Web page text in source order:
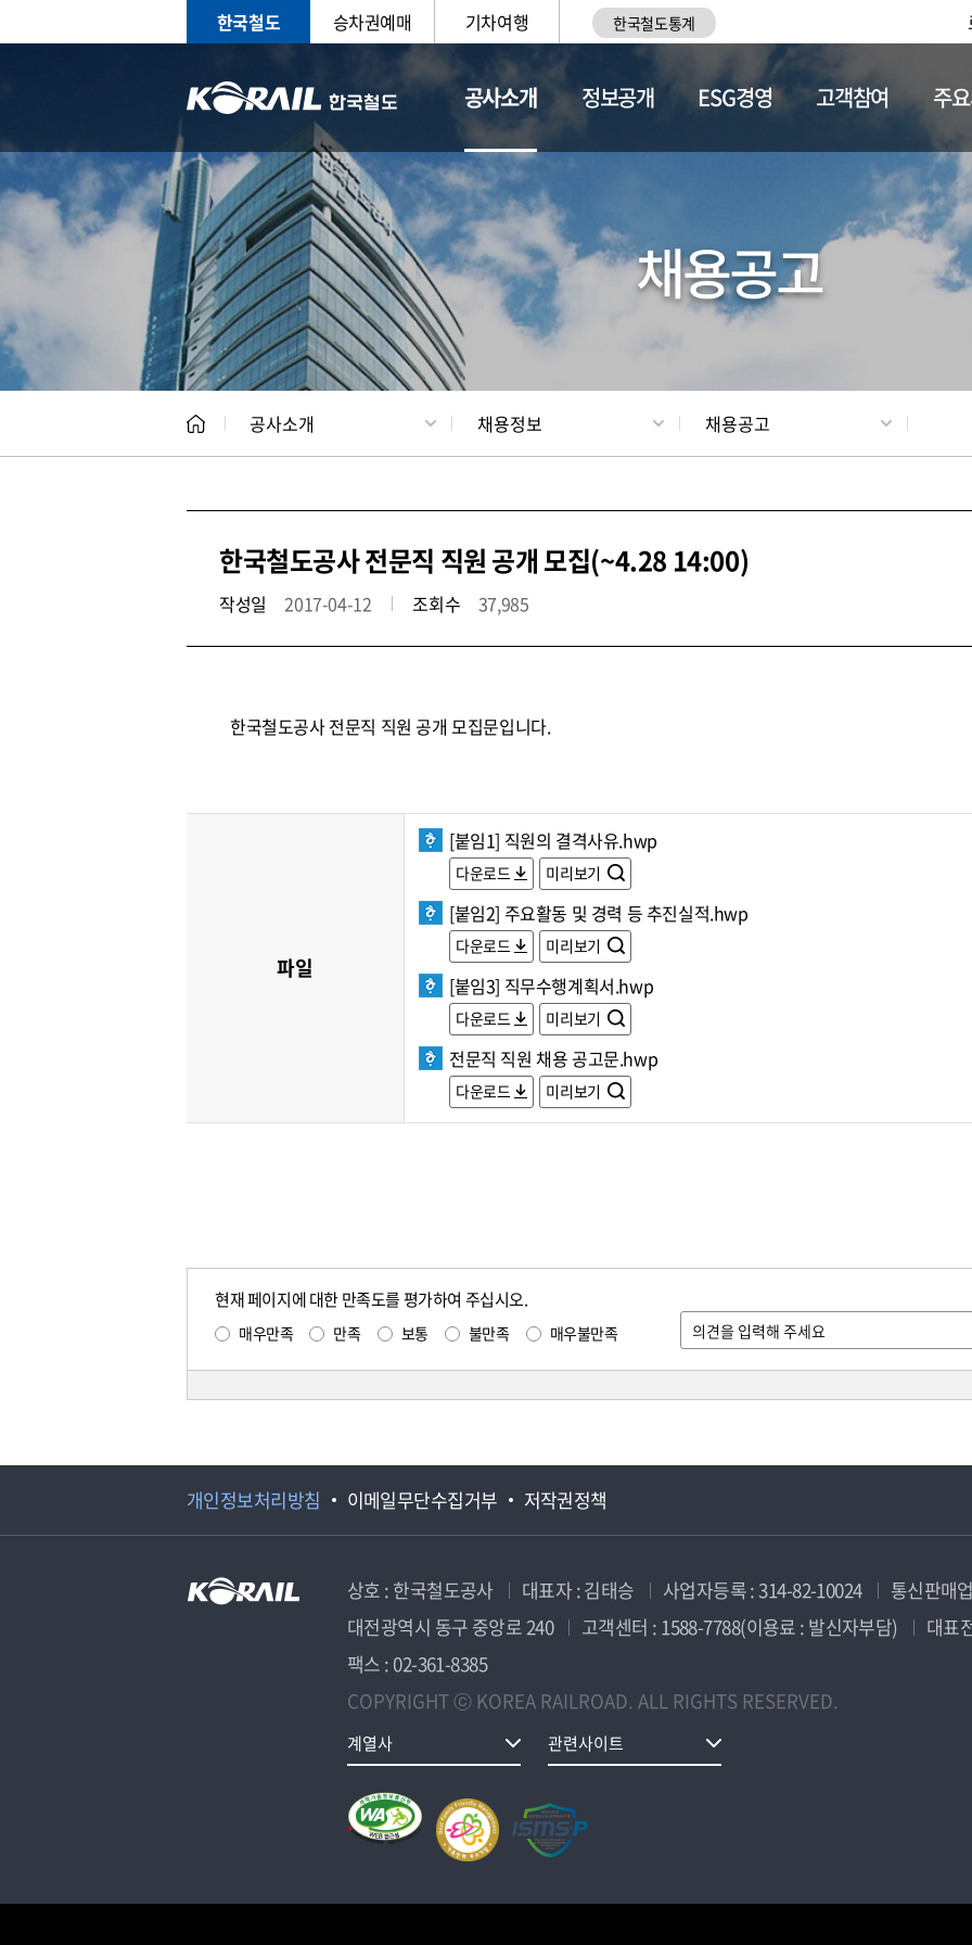
한국철도 승차권예매 기차여행 한국철도통계
공사소개
CEO 일반현황 채용정보
정보공개 ESG경영 고객참여 주
채용공고
공사소개 채용정보 채용공고
한국철도공사 전문직 직원 공개 모집(~4.28 14:00)
작성일 2017-04-12 조회수 37,985
한국철도공사 전문직 직원 공개 모집문입니다.
파일
[붙임1] 직원의 결격사유.hwp
다운로드 미리보기
[붙임2] 주요활동 및 경력 등 추진실적.hwp
다운로드 미리보기
[붙임3] 직무수행계획서.hwp
다운로드 미리보기
전문직 직원 채용 공고문.hwp
다운로드 미리보기
현재 페이지에 대한 만족도를 평가하여 주십시오.
매우만족 만족 보통 불만족 매우불만족
개인정보처리방침 이메일무단수집거부 저작권정책
상호 : 한국철도공사 대표자 : 김태승 사업자등록 : 314-82-10024
통신판매
대전광역시 동구 중앙로 240
고객센터 : 1588-7788(이용료 : 발신자부담)
대표
팩스 : 02-361-8385
COPYRIGHT ⓒ KOREA RAILROAD. ALL RIGHTS RESERVED.
계열사 관련사이트